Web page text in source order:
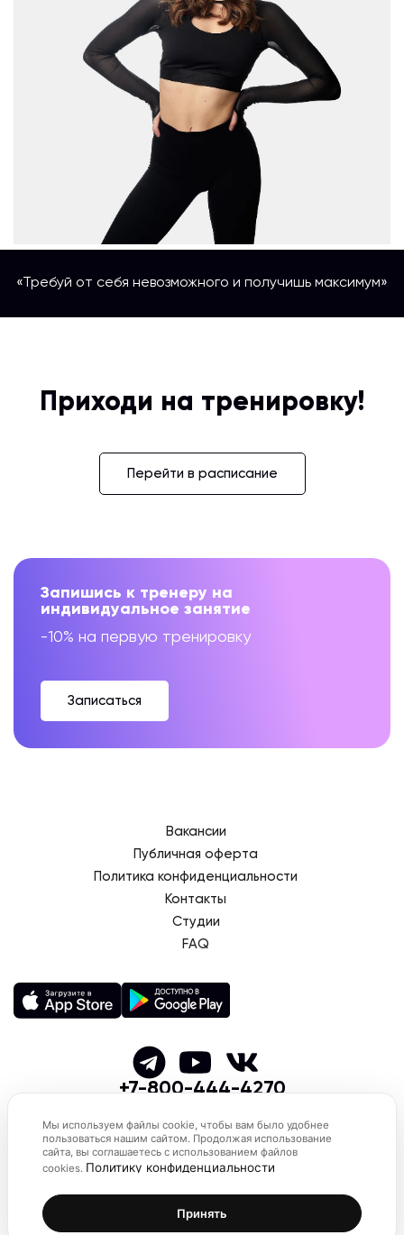
Мы используем файлы cookie, чтобы вам было удобнее
пользоваться нашим сайтом. Продолжая использование
сайта, вы соглашаетесь с использованием файлов
cookies. Политику конфиденциальности
Принять
«Требуй от себя невозможного и получишь максимум»
Приходи на тренировку!
Перейти в расписание
Запишись к тренеру на
индивидуальное занятие
-10% на первую тренировку
Записаться
Вакансии
Публичная оферта
Политика конфиденциальности
Контакты
Студии
FAQ
+7-800-444-4270